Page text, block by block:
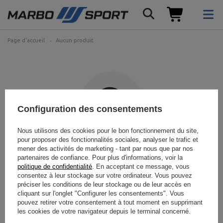
Page d'accueil Aucun produit
Le produit recherché n'a pas
été trouvé.
Essayez de spécifier des paramètres plus précis. Veuillez utiliser
de recherche avancé.
Configuration des consentements
Nous utilisons des cookies pour le bon fonctionnement du site,
pour proposer des fonctionnalités sociales, analyser le trafic et
mener des activités de marketing - tant par nous que par nos
partenaires de confiance. Pour plus d'informations, voir la
politique de confidentialité . En acceptant ce message, vous
consentez à leur stockage sur votre ordinateur. Vous pouvez
préciser les conditions de leur stockage ou de leur accès en
cliquant sur l'onglet "Configurer les consentements". Vous
pouvez retirer votre consentement à tout moment en supprimant
les cookies de votre navigateur depuis le terminal concerné.